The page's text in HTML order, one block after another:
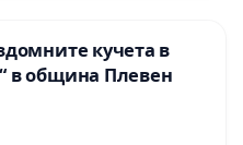
кучета в
в община Плевен